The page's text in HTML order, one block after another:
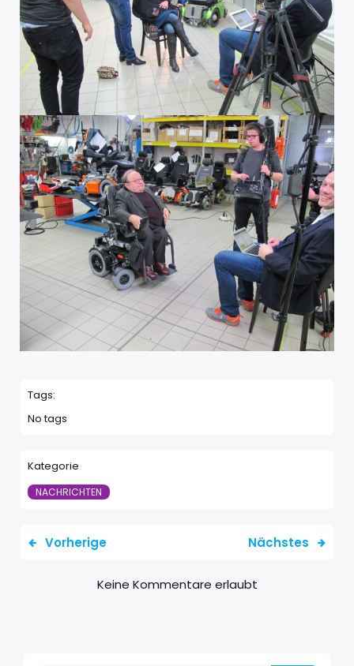
Tags:
No tags
Kategorie
NACHRICHTEN
Vorherige Nächstes
Keine Kommentare erlaubt